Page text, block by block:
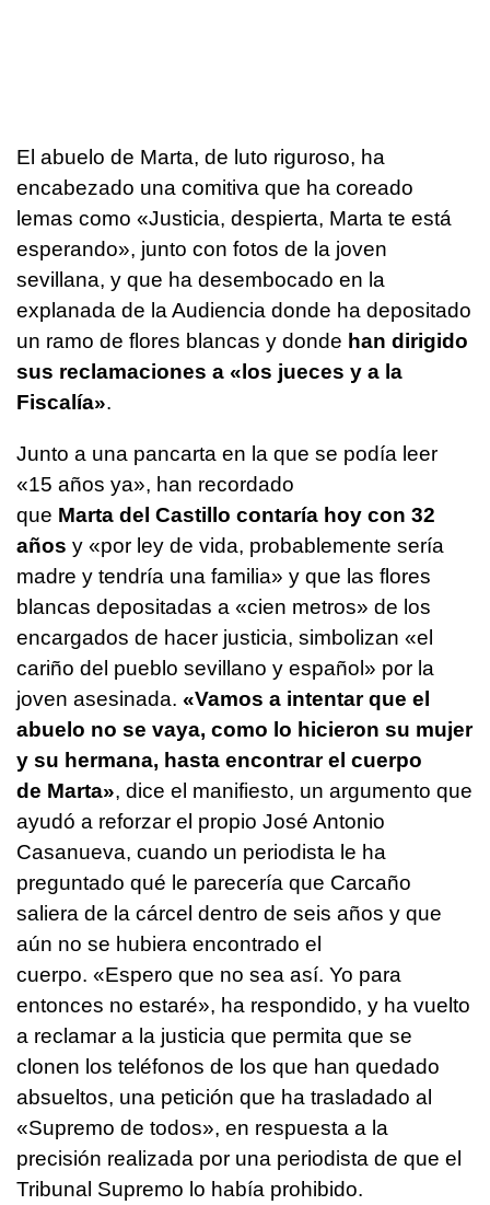
El abuelo de Marta, de luto riguroso, ha
encabezado una comitiva que ha coreado
lemas como «Justicia, despierta, Marta te está
esperando», junto con fotos de la joven
sevillana, y que ha desembocado en la
explanada de la Audiencia donde ha depositado
un ramo de flores blancas y donde han dirigido
sus reclamaciones a «los jueces y a la
Fiscalía».
Junto a una pancarta en la que se podía leer
«15 años ya», han recordado
que Marta del Castillo contaría hoy con 32
años y «por ley de vida, probablemente sería
madre y tendría una familia» y que las flores
blancas depositadas a «cien metros» de los
encargados de hacer justicia, simbolizan «el
cariño del pueblo sevillano y español» por la
joven asesinada. «Vamos a intentar que el
abuelo no se vaya, como lo hicieron su mujer
y su hermana, hasta encontrar el cuerpo
de Marta», dice el manifiesto, un argumento que
ayudó a reforzar el propio José Antonio
Casanueva, cuando un periodista le ha
preguntado qué le parecería que Carcaño
saliera de la cárcel dentro de seis años y que
aún no se hubiera encontrado el
cuerpo. «Espero que no sea así. Yo para
entonces no estaré», ha respondido, y ha vuelto
a reclamar a la justicia que permita que se
clonen los teléfonos de los que han quedado
absueltos, una petición que ha trasladado al
«Supremo de todos», en respuesta a la
precisión realizada por una periodista de que el
Tribunal Supremo lo había prohibido.